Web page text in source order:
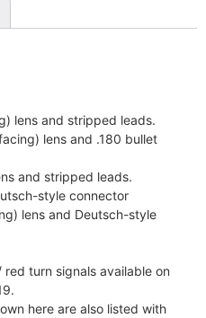
lens and stripped leads.
lens and .180 bullet
and stripped leads.
style connector
lens and Deutsch-style
turn signals available on
here are also listed with